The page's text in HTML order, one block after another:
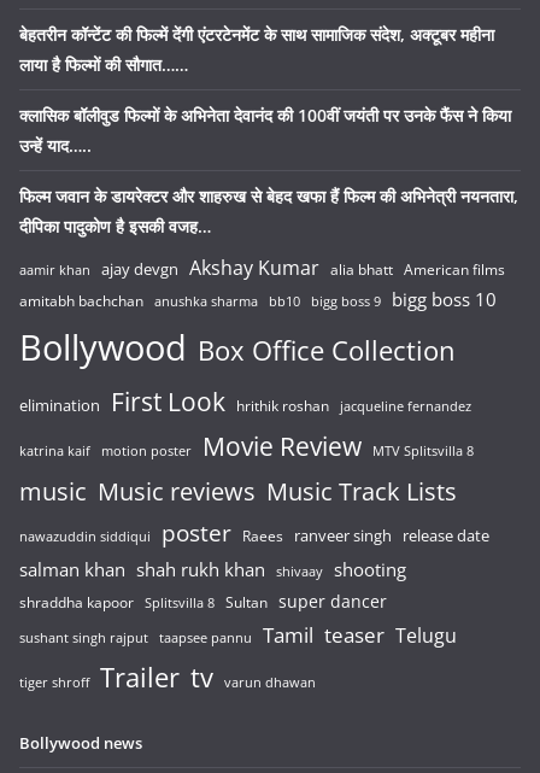
बेहतरीन कॉन्टेंट की फिल्में देंगी एंटरटेनमेंट के साथ सामाजिक संदेश, अक्टूबर महीना
लाया है फिल्मों की सौगात……
क्लासिक बॉलीवुड फिल्मों के अभिनेता देवानंद की 100वीं जयंती पर उनके फैंस ने किया
उन्हें याद…..
फिल्म जवान के डायरेक्टर और शाहरुख से बेहद खफा हैं फिल्म की अभिनेत्री नयनतारा,
दीपिका पादुकोण है इसकी वजह…
aamir khan ajay devgn Akshay Kumar alia bhatt American films
amitabh bachchan anushka sharma bb10 bigg boss 9 bigg boss 10
Bollywood Box Office Collection
elimination First Look hrithik roshan jacqueline fernandez
katrina kaif motion poster Movie Review MTV Splitsvilla 8
music Music reviews Music Track Lists
nawazuddin siddiqui poster Raees ranveer singh release date
salman khan shah rukh khan shivaay shooting
shraddha kapoor Splitsvilla 8 Sultan super dancer
sushant singh rajput taapsee pannu Tamil teaser Telugu
tiger shroff Trailer tv varun dhawan
Bollywood news